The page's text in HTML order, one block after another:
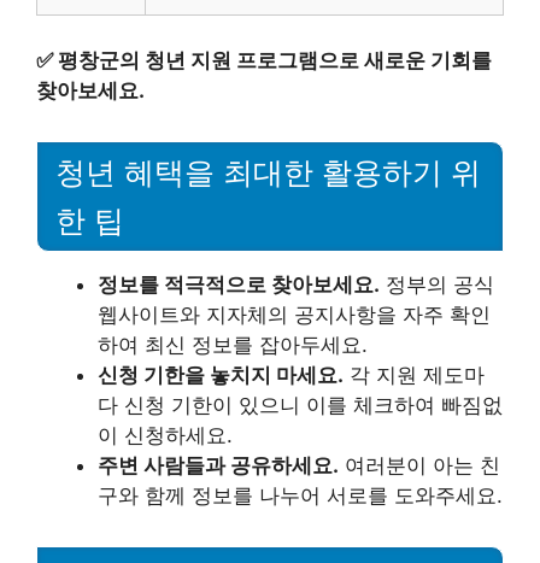
✅평창군의 청년 지원 프로그램으로 새로운 기회를
찾아보세요.
청년 혜택을 최대한 활용하기 위
한 팁
정보를 적극적으로 찾아보세요. 정부의 공식
웹사이트와 지자체의 공지사항을 자주 확인
하여 최신 정보를 잡아두세요.
신청 기한을 놓치지 마세요. 각 지원 제도마
다 신청 기한이 있으니 이를 체크하여 빠짐없
이 신청하세요.
주변 사람들과 공유하세요. 여러분이 아는 친
구와 함께 정보를 나누어 서로를 도와주세요.